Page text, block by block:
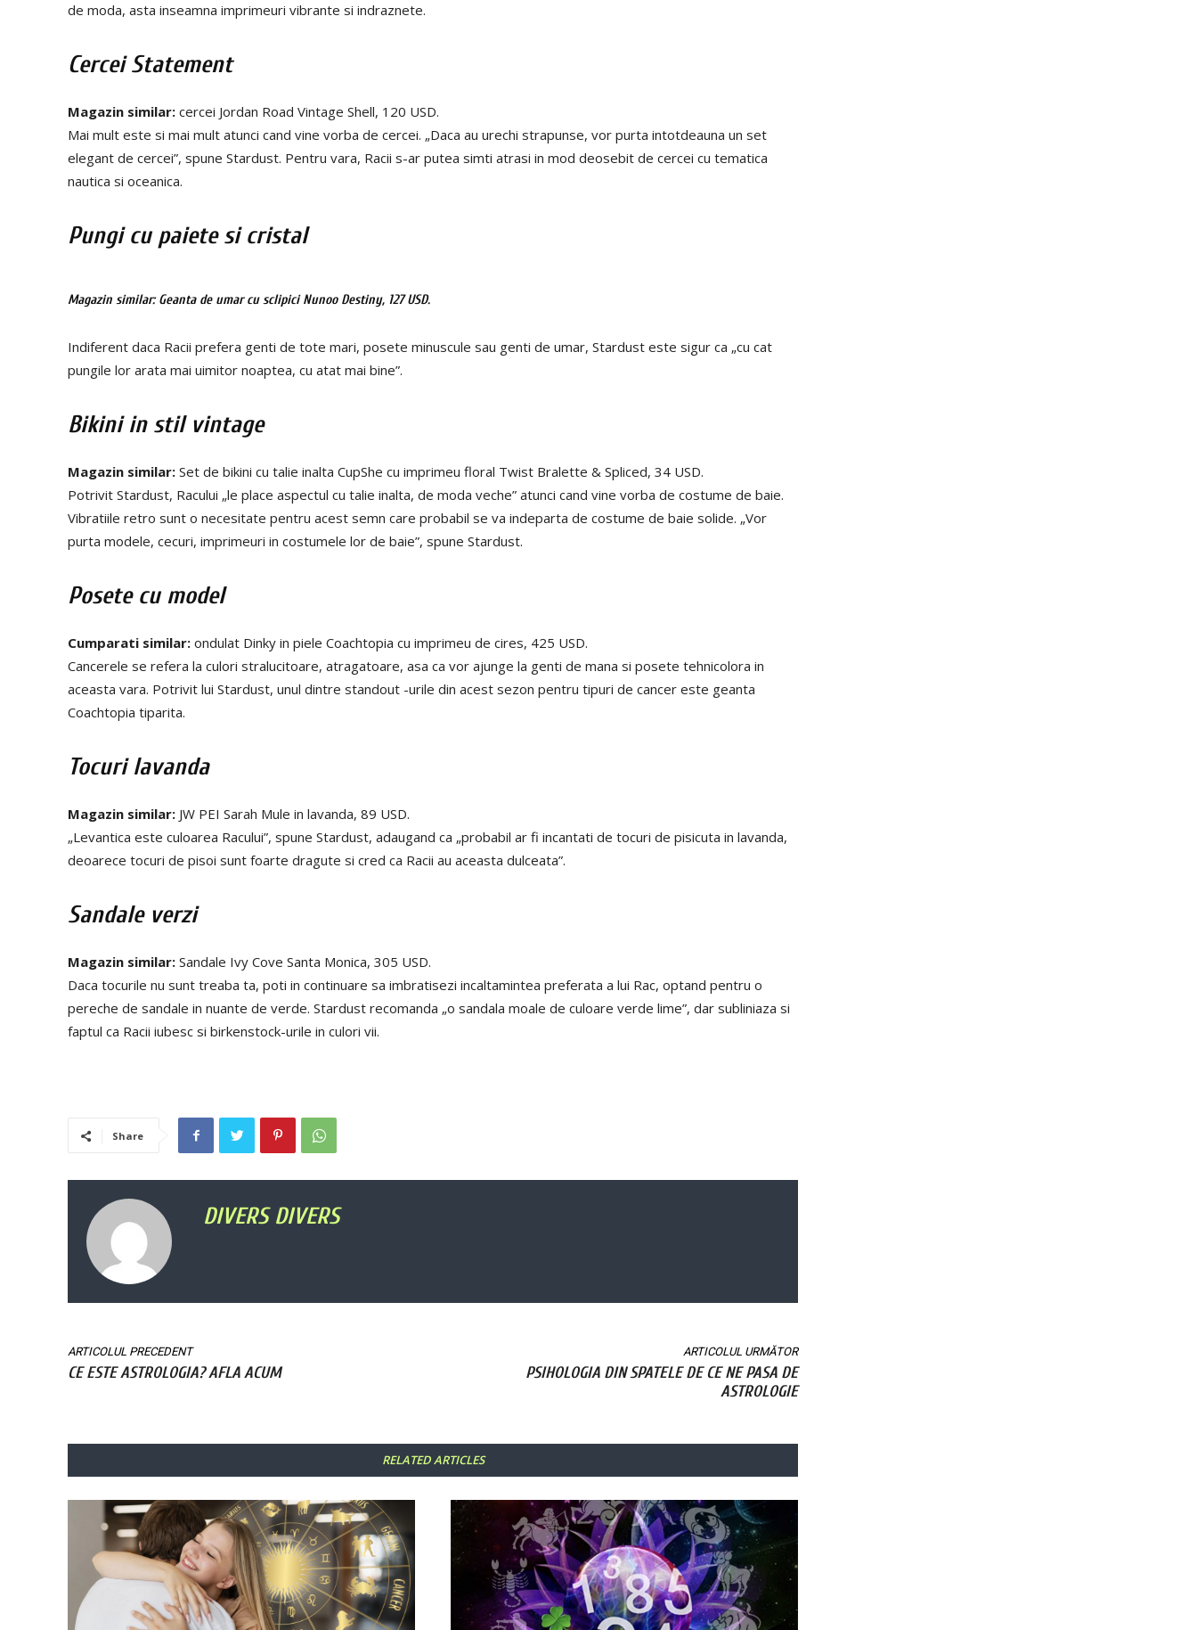
de moda, asta inseamna imprimeuri vibrante si indraznete.
Cercei Statement
Magazin similar: cercei Jordan Road Vintage Shell, 120 USD.
Mai mult este si mai mult atunci cand vine vorba de cercei. „Daca au urechi strapunse, vor purta intotdeauna un set
elegant de cercei”, spune Stardust. Pentru vara, Racii s-ar putea simti atrasi in mod deosebit de cercei cu tematica
nautica si oceanica.
Pungi cu paiete si cristal
Magazin similar:Geanta de umar cu sclipici Nunoo Destiny, 127 USD.
Indiferent daca Racii prefera genti de tote mari, posete minuscule sau genti de umar, Stardust este sigur ca „cu cat
pungile lor arata mai uimitor noaptea, cu atat mai bine”.
Bikini in stil vintage
Magazin similar: Set de bikini cu talie inalta CupShe cu imprimeu floral Twist Bralette & Spliced, 34 USD.
Potrivit Stardust, Racului „le place aspectul cu talie inalta, de moda veche” atunci cand vine vorba de costume de baie.
Vibratiile retro sunt o necesitate pentru acest semn care probabil se va indeparta de costume de baie solide. „Vor
purta modele, cecuri, imprimeuri in costumele lor de baie”, spune Stardust.
Posete cu model
Cumparati similar: ondulat Dinky in piele Coachtopia cu imprimeu de cires, 425 USD.
Cancerele se refera la culori stralucitoare, atragatoare, asa ca vor ajunge la genti de mana si posete tehnicolora in
aceasta vara. Potrivit lui Stardust, unul dintre standout -urile din acest sezon pentru tipuri de cancer este geanta
Coachtopia tiparita.
Tocuri lavanda
Magazin similar: JW PEI Sarah Mule in lavanda, 89 USD.
„Levantica este culoarea Racului”, spune Stardust, adaugand ca „probabil ar fi incantati de tocuri de pisicuta in lavanda,
deoarece tocuri de pisoi sunt foarte dragute si cred ca Racii au aceasta dulceata”.
Sandale verzi
Magazin similar: Sandale Ivy Cove Santa Monica, 305 USD.
Daca tocurile nu sunt treaba ta, poti in continuare sa imbratisezi incaltamintea preferata a lui Rac, optand pentru o
pereche de sandale in nuante de verde. Stardust recomanda „o sandala moale de culoare verde lime”, dar subliniaza si
faptul ca Racii iubesc si birkenstock-urile in culori vii.
Share
DIVERS DIVERS
ARTICOLUL PRECEDENT
CE ESTE ASTROLOGIA? AFLA ACUM
ARTICOLUL URMĂTOR
PSIHOLOGIA DIN SPATELE DE CE NE PASA DE
ASTROLOGIE
RELATED ARTICLES